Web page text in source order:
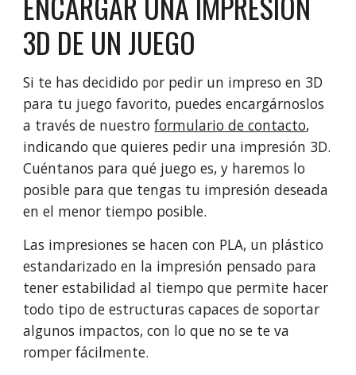
3D DE UN JUEGO
Si te has decidido por pedir un impreso en 3D
para tu juego favorito, puedes encargárnoslos
a través de nuestroformulario de contacto,
indicando que quieres pedir una impresión 3D.
Cuéntanos para qué juego es, y haremos lo
posible para que tengas tu impresión deseada
en el menor tiempo posible.
Las impresiones se hacen con PLA, un plástico
estandarizado en la impresión pensado para
tener estabilidad al tiempo que permite hacer
todo tipo de estructuras capaces de soportar
algunos impactos, con lo que no se te va
romper fácilmente.